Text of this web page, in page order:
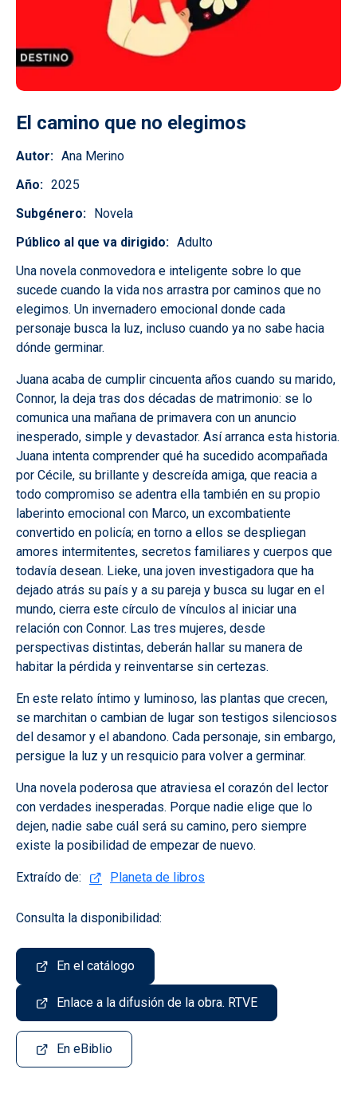
El camino que no elegimos
Autor
Ana Merino
Año
2025
Subgénero
Novela
Público al que va dirigido
Adulto
Una novela conmovedora e inteligente sobre lo que
sucede cuando la vida nos arrastra por caminos que no
elegimos. Un invernadero emocional donde cada
personaje busca la luz, incluso cuando ya no sabe hacia
dónde germinar.
Juana acaba de cumplir cincuenta años cuando su marido,
Connor, la deja tras dos décadas de matrimonio: se lo
comunica una mañana de primavera con un anuncio
inesperado, simple y devastador. Así arranca esta historia.
Juana intenta comprender qué ha sucedido acompañada
por Cécile, su brillante y descreída amiga, que reacia a
todo compromiso se adentra ella también en su propio
laberinto emocional con Marco, un excombatiente
convertido en policía; en torno a ellos se despliegan
amores intermitentes, secretos familiares y cuerpos que
todavía desean. Lieke, una joven investigadora que ha
dejado atrás su país y a su pareja y busca su lugar en el
mundo, cierra este círculo de vínculos al iniciar una
relación con Connor. Las tres mujeres, desde
perspectivas distintas, deberán hallar su manera de
habitar la pérdida y reinventarse sin certezas.
En este relato íntimo y luminoso, las plantas que crecen,
se marchitan o cambian de lugar son testigos silenciosos
del desamor y el abandono. Cada personaje, sin embargo,
persigue la luz y un resquicio para volver a germinar.
Una novela poderosa que atraviesa el corazón del lector
con verdades inesperadas. Porque nadie elige que lo
dejen, nadie sabe cuál será su camino, pero siempre
existe la posibilidad de empezar de nuevo.
Extraído de: Planeta de libros
Consulta la disponibilidad:
En el catálogo
Enlace a la difusión de la obra. RTVE
En eBiblio